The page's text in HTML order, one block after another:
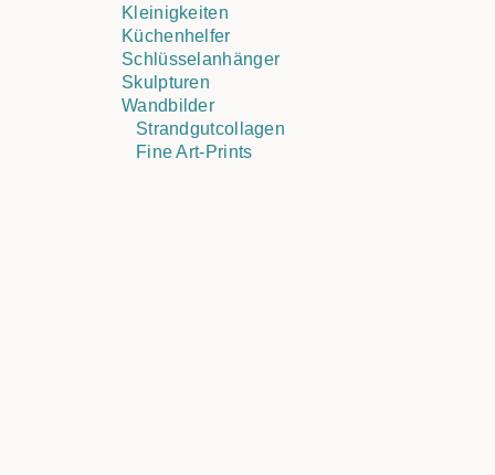
Kleinigkeiten
Küchenhelfer
Schlüsselanhänger
Skulpturen
Wandbilder
Strandgutcollagen
Fine Art-Prints